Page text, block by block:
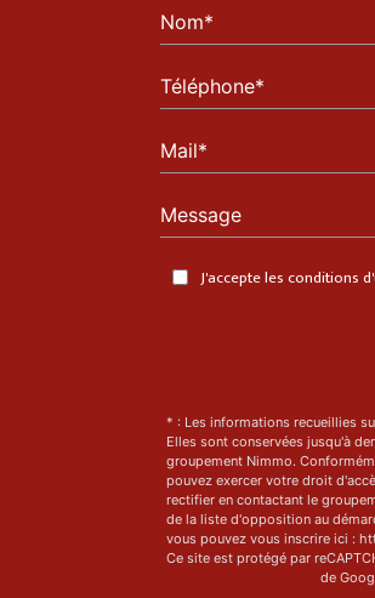
Nom*
Téléphone*
Mail*
Message
J'accepte les conditions
* : Les informations recueillies
Elles sont conservées jusqu'à
groupement Nimmo.
pouvez exercer votre droit
rectifier en contactant le
de la liste d'opposition au
vous pouvez vous inscrire ici :
Ce site est protégé par
de